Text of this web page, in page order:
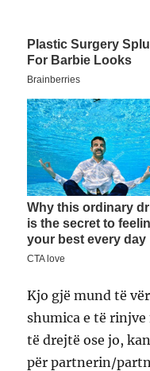
Kjo gjë mund të
shumica e të
të drejtë ose jo,
për partnerin/